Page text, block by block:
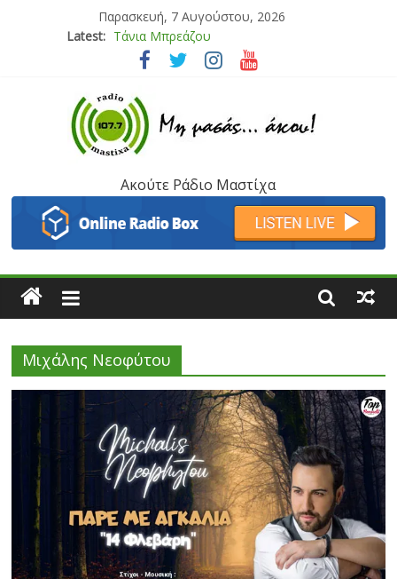
Παρασκευή, 7 Αυγούστου, 2026
Latest: Τάνια Μπρεάζου
Μάνος Τρυπιάς & Γιώργος Στρατάκης
Μαριάννα Μασάδη
Ακούτε Ράδιο Μαστίχα
Μιχάλης Νεοφύτου